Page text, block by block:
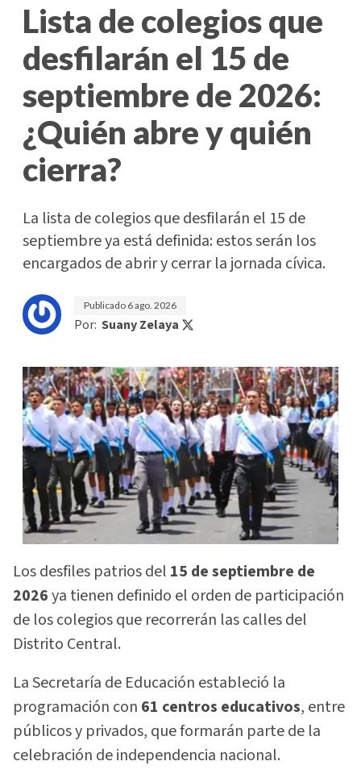
Lista de colegios que
desfilarán el 15 de
septiembre de 2026:
¿Quién abre y quién
cierra?
La lista de colegios que desfilarán el 15 de
septiembre ya está definida: estos serán los
encargados de abrir y cerrar la jornada cívica.
Publicado 6 ago. 2026
Por: Suany Zelaya
Los desfiles patrios del 15 de septiembre de
2026ya tienen definido el orden de participación
de los colegios que recorrerán las calles del
Distrito Central.
La Secretaría de Educación estableció la
programación con 61 centros educativos, entre
públicos y privados, que formarán parte de la
celebración de independencia nacional.